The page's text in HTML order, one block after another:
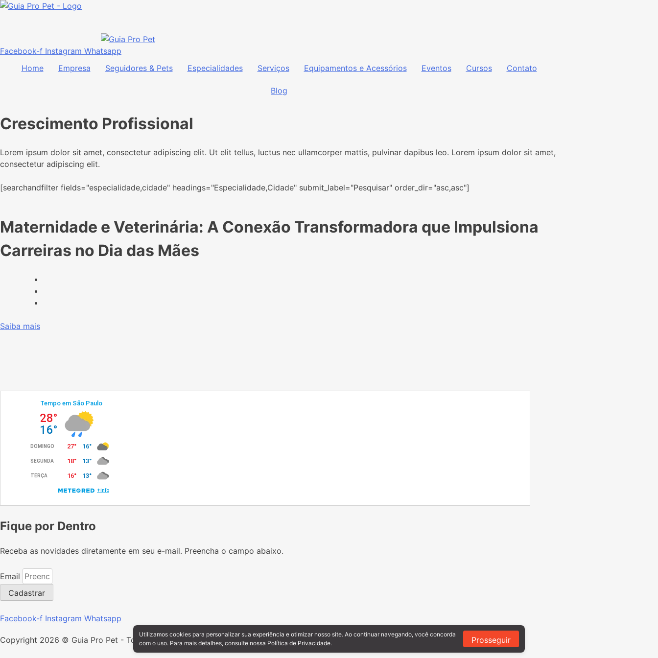
Facebook-f Instagram Whatsapp
Home
Empresa Seguidores & Pets Especialidades Serviços Equipamentos e Acessórios Eventos Cursos Contato
Blog
Crescimento Profissional
Lorem ipsum dolor sit amet, consectetur adipiscing elit. Ut elit tellus, luctus nec ullamcorper mattis, pulvinar dapibus leo. Lorem ipsum dolor sit amet,
consectetur adipiscing elit.
[searchandfilter fields="especialidade,cidade" headings="Especialidade,Cidade" submit_label="Pesquisar" order_dir="asc,asc"]
Maternidade e Veterinária: A Conexão Transformadora que Impulsiona
Carreiras no Dia das Mães
Saiba mais
Fique por Dentro
Receba as novidades diretamente em seu e-mail. Preencha o campo abaixo.
Email
Cadastrar
Facebook-f Instagram Whatsapp
Copyright 2026 © Guia Pro Pet - Todos os direitos reservados.
Utilizamos cookies para personalizar sua experiência e otimizar nosso site. Ao continuar navegando, você concorda
com o uso. Para mais detalhes, consulte nossa Política de Privacidade. Prosseguir